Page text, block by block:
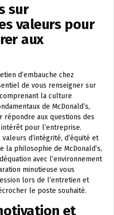
sur
valeurs pour
aux
d’embauche chez
de vous renseigner sur
la culture
de McDonald’s,
répondre aux questions des
pour l’entreprise.
d’intégrité, d’équité et
philosophie de McDonald’s,
avec l’environnement
minutieuse vous
lors de l’entretien et
le poste souhaité.
et